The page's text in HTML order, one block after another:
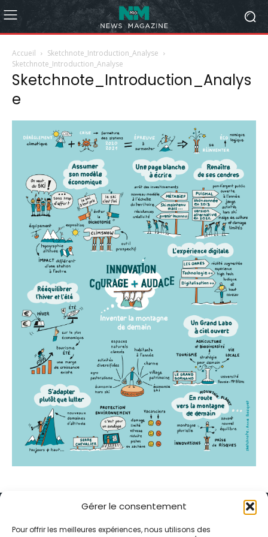
Gérer le consentement
Pour offrir les meilleures expériences, nous utilisons des
Accueil
Sketchnote_Introduction_Analyse
Sketchnote_Introduction_Analyse
Sketchnote_Introduction_Analys
e